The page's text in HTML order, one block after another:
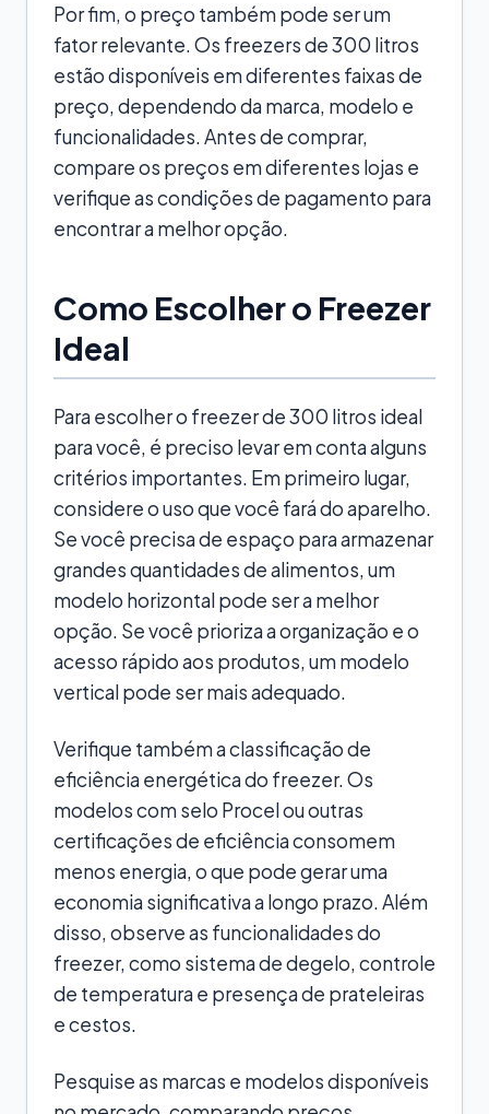
Por fim, o preço também pode ser um
fator relevante. Os freezers de 300 litros
estão disponíveis em diferentes faixas de
preço, dependendo da marca, modelo e
funcionalidades. Antes de comprar,
compare os preços em diferentes lojas e
verifique as condições de pagamento para
encontrar a melhor opção.
Como Escolher o Freezer
Ideal
Para escolher o freezer de 300 litros ideal
para você, é preciso levar em conta alguns
critérios importantes. Em primeiro lugar,
considere o uso que você fará do aparelho.
Se você precisa de espaço para armazenar
grandes quantidades de alimentos, um
modelo horizontal pode ser a melhor
opção. Se você prioriza a organização e o
acesso rápido aos produtos, um modelo
vertical pode ser mais adequado.
Verifique também a classificação de
eficiência energética do freezer. Os
modelos com selo Procel ou outras
certificações de eficiência consomem
menos energia, o que pode gerar uma
economia significativa a longo prazo. Além
disso, observe as funcionalidades do
freezer, como sistema de degelo, controle
de temperatura e presença de prateleiras
e cestos.
Pesquise as marcas e modelos disponíveis